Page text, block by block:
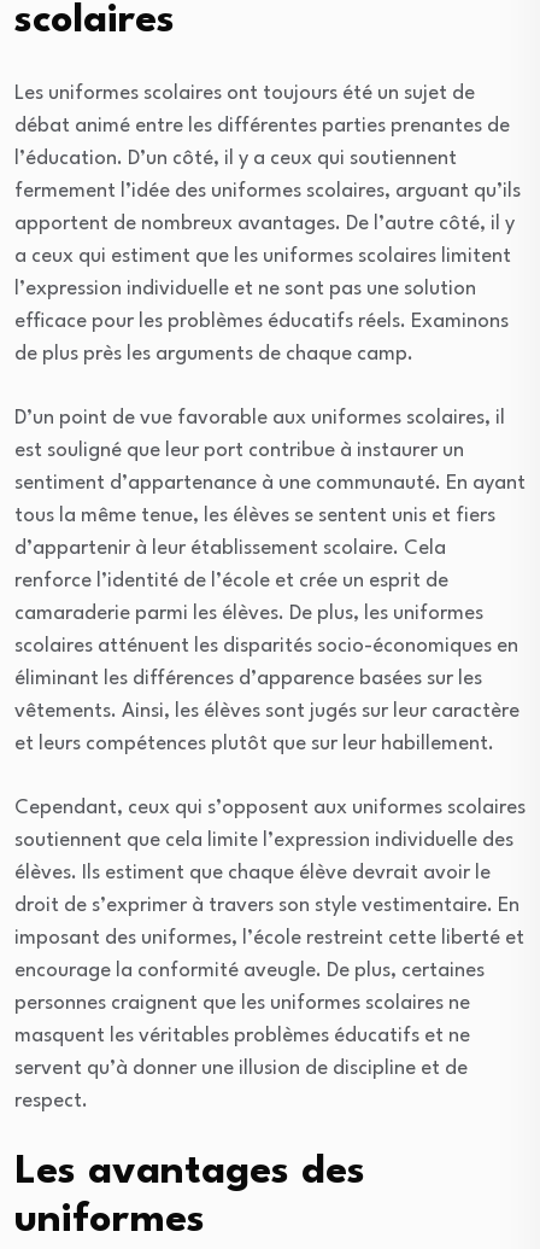
scolaires
Les uniformes scolaires ont toujours été un sujet de
débat animé entre les différentes parties prenantes de
l’éducation. D’un côté, il y a ceux qui soutiennent
fermement l’idée des uniformes scolaires, arguant qu’ils
apportent de nombreux avantages. De l’autre côté, il y
a ceux qui estiment que les uniformes scolaires limitent
l’expression individuelle et ne sont pas une solution
efficace pour les problèmes éducatifs réels. Examinons
de plus près les arguments de chaque camp.
D’un point de vue favorable aux uniformes scolaires, il
est souligné que leur port contribue à instaurer un
sentiment d’appartenance à une communauté. En ayant
tous la même tenue, les élèves se sentent unis et fiers
d’appartenir à leur établissement scolaire. Cela
renforce l’identité de l’école et crée un esprit de
camaraderie parmi les élèves. De plus, les uniformes
scolaires atténuent les disparités socio-économiques en
éliminant les différences d’apparence basées sur les
vêtements. Ainsi, les élèves sont jugés sur leur caractère
et leurs compétences plutôt que sur leur habillement.
Cependant, ceux qui s’opposent aux uniformes scolaires
soutiennent que cela limite l’expression individuelle des
élèves. Ils estiment que chaque élève devrait avoir le
droit de s’exprimer à travers son style vestimentaire. En
imposant des uniformes, l’école restreint cette liberté et
encourage la conformité aveugle. De plus, certaines
personnes craignent que les uniformes scolaires ne
masquent les véritables problèmes éducatifs et ne
servent qu’à donner une illusion de discipline et de
respect.
Les avantages des
uniformes